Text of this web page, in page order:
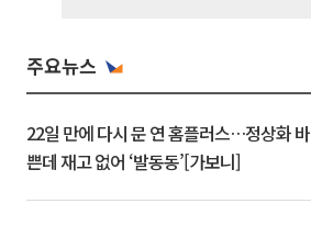
주요뉴스
22일 만에 다시 문 연 홈플러스…정상화 바
쁜데 재고 없어 ‘발동동’[가보니]